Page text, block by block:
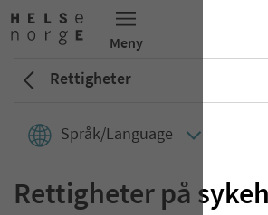
Rettigheter
Språk/Language
Rettigheter på